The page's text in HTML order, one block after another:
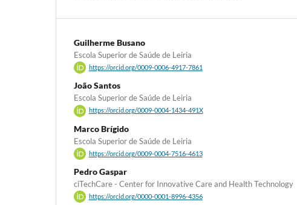
Guilherme Busano
Escola Superior de Saúde de Leiria
https://orcid.org/0009-0006-4917-7861
João Santos
Escola Superior de Saúde de Leiria
https://orcid.org/0009-0004-1434-491X
Marco Brígido
Escola Superior de Saúde de Leiria
https://orcid.org/0009-0004-7516-4613
Pedro Gaspar
ciTechCare - Center for Innovative Care and Health Technology
https://orcid.org/0000-0001-8996-4356